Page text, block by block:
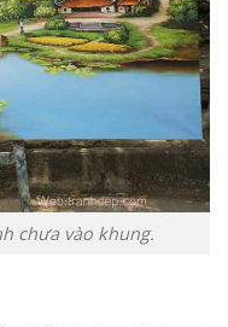
chưa vào khung.